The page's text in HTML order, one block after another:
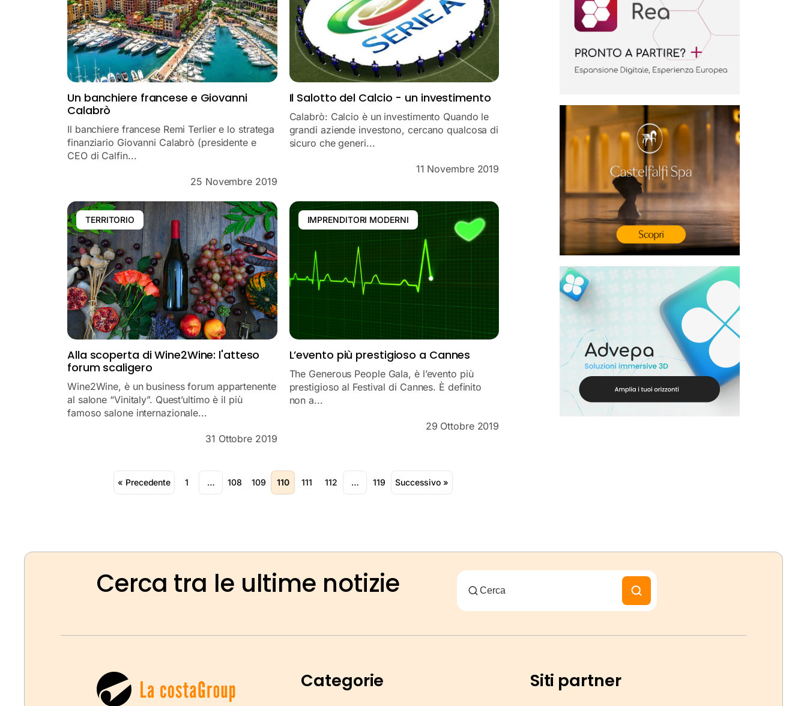
Un banchiere francese e Giovanni
Calabrò
Il banchiere francese Remi Terlier e lo stratega
finanziario Giovanni Calabrò (presidente e
CEO di Calfin...
25 Novembre 2019
Il Salotto del Calcio - un investimento
Calabrò: Calcio è un investimento Quando le
grandi aziende investono, cercano qualcosa di
sicuro che generi...
11 Novembre 2019
TERRITORIO
Alla scoperta di Wine2Wine: l'atteso
forum scaligero
Wine2Wine, è un business forum appartenente
al salone “Vinitaly”. Quest’ultimo è il più
famoso salone internazionale...
31 Ottobre 2019
IMPRENDITORI MODERNI
L’evento più prestigioso a Cannes
The Generous People Gala, è l’evento più
prestigioso al Festival di Cannes. È definito
non a...
29 Ottobre 2019
« Precedente 1 … 108 109 110 111 112 … 119 Successivo »
Cerca tra le ultime notizie
Categorie Siti partner